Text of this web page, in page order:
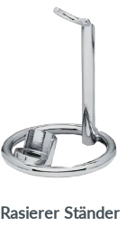
Rasierer Ständer